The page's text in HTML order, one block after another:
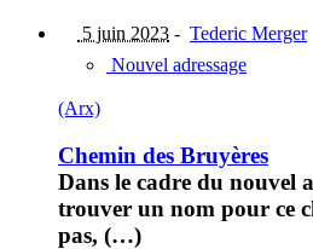
5 juin 2023 - Tederic Merger
Nouvel adressage
(Arx)
Chemin des Bruyères
Dans le cadre du nouvel
trouver un nom pour ce
pas, (…)